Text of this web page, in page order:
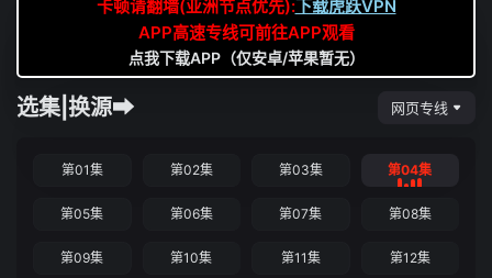
卡顿请翻墙(亚洲节点优先):下载虎跃VPN
APP高速专线可前往APP观看
点我下载APP（仅安卓/苹果暂无）
选集|换源➡ 网页专线
第01集 第02集 第03集 第04集
第05集 第06集 第07集 第08集
第09集 第10集 第11集 第12集